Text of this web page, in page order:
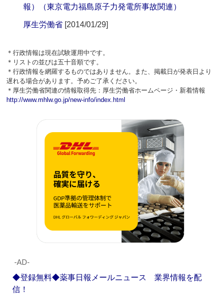
報）（東京電力福島原子力発電所事故関連）
厚生労働省 [2014/01/29]
＊行政情報は現在試験運用中です。
＊リストの並びは五十音順です。
＊行政情報を網羅するものではありません。また、掲載日が発表日より
遅れる場合があります。予めご了承ください。
＊厚生労働省関連の情報取得先：厚生労働省ホームページ・新着情報
http://www.mhlw.go.jp/new-info/index.html
‐AD‐
◆登録無料◆薬事日報メールニュース 業界情報を配
信！